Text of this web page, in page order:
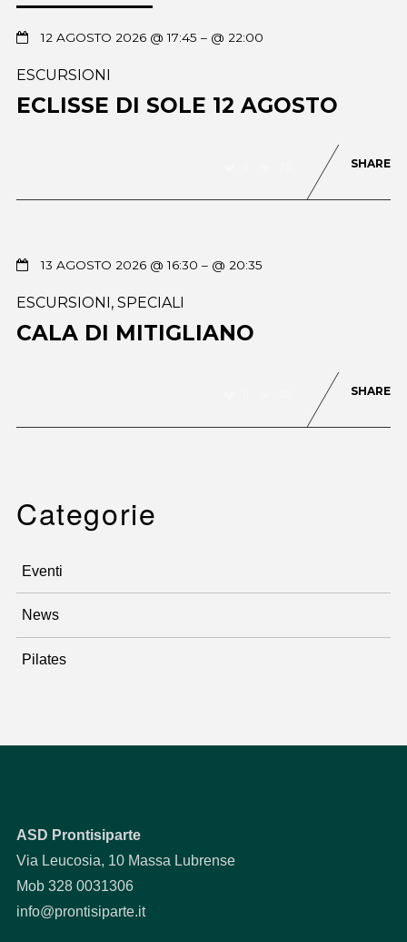
12 AGOSTO 2026 @ 17:45 – @ 22:00
ESCURSIONI
ECLISSE DI SOLE 12 AGOSTO
SHARE
13 AGOSTO 2026 @ 16:30 – @ 20:35
ESCURSIONI , SPECIALI
CALA DI MITIGLIANO
SHARE
Categorie
Eventi
News
Pilates
ASD Prontisiparte
Via Leucosia, 10 Massa Lubrense
Mob 328 0031306
info@prontisiparte.it